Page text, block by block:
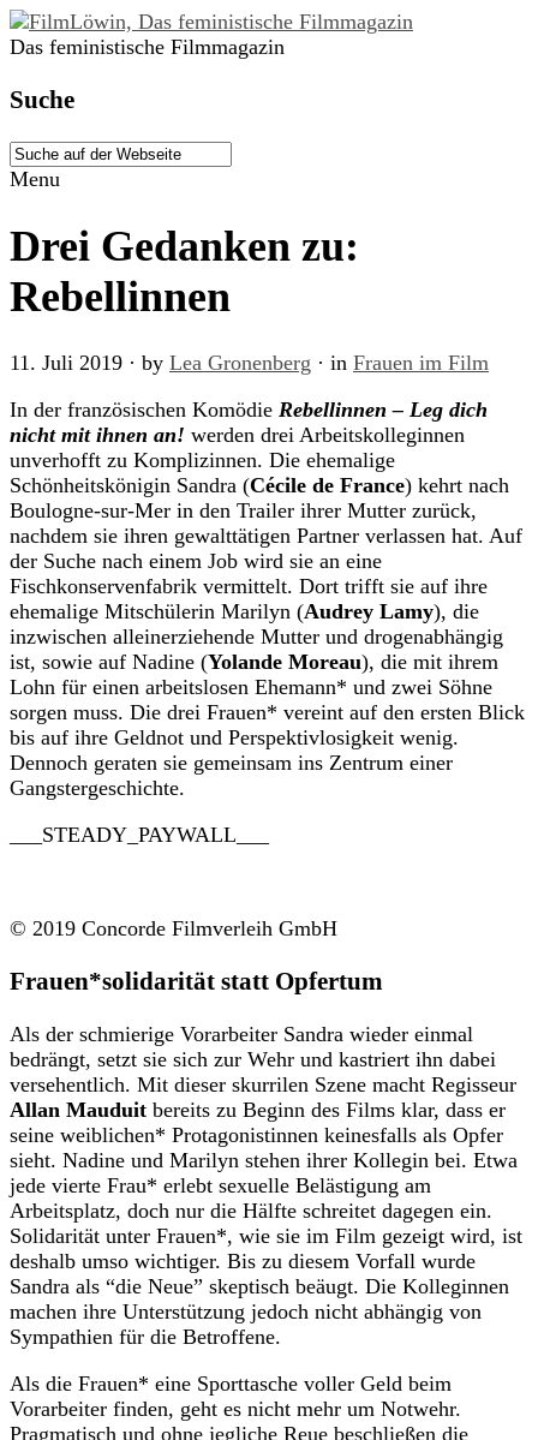
Das feministische Filmmagazin
Suche
Menu
Drei Gedanken zu:
Rebellinnen
11. Juli 2019 · by Lea Gronenberg · in Frauen im Film
In der französischen Komödie Rebellinnen – Leg dich
nicht mit ihnen an! werden drei Arbeitskolleginnen
unverhofft zu Komplizinnen. Die ehemalige
Schönheitskönigin Sandra (Cécile de France) kehrt nach
Boulogne-sur-Mer in den Trailer ihrer Mutter zurück,
nachdem sie ihren gewalttätigen Partner verlassen hat. Auf
der Suche nach einem Job wird sie an eine
Fischkonservenfabrik vermittelt. Dort trifft sie auf ihre
ehemalige Mitschülerin Marilyn (Audrey Lamy), die
inzwischen alleinerziehende Mutter und drogenabhängig
ist, sowie auf Nadine (Yolande Moreau), die mit ihrem
Lohn für einen arbeitslosen Ehemann* und zwei Söhne
sorgen muss. Die drei Frauen* vereint auf den ersten Blick
bis auf ihre Geldnot und Perspektivlosigkeit wenig.
Dennoch geraten sie gemeinsam ins Zentrum einer
Gangstergeschichte.
___STEADY_PAYWALL___
© 2019 Concorde Filmverleih GmbH
Frauen*solidarität statt Opfertum
Als der schmierige Vorarbeiter Sandra wieder einmal
bedrängt, setzt sie sich zur Wehr und kastriert ihn dabei
versehentlich. Mit dieser skurrilen Szene macht Regisseur
Allan Mauduit bereits zu Beginn des Films klar, dass er
seine weiblichen* Protagonistinnen keinesfalls als Opfer
sieht. Nadine und Marilyn stehen ihrer Kollegin bei. Etwa
jede vierte Frau* erlebt sexuelle Belästigung am
Arbeitsplatz, doch nur die Hälfte schreitet dagegen ein.
Solidarität unter Frauen*, wie sie im Film gezeigt wird, ist
deshalb umso wichtiger. Bis zu diesem Vorfall wurde
Sandra als “die Neue” skeptisch beäugt. Die Kolleginnen
machen ihre Unterstützung jedoch nicht abhängig von
Sympathien für die Betroffene.
Als die Frauen* eine Sporttasche voller Geld beim
Vorarbeiter finden, geht es nicht mehr um Notwehr.
Pragmatisch und ohne jegliche Reue beschließen die